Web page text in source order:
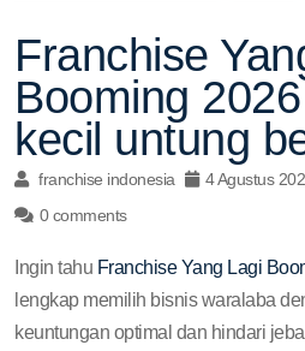
Franchise
Booming
kecil untung
franchise indonesia 4 Agustus
0 comments
Ingin tahu Franchise Yang Lagi
lengkap memilih bisnis waralaba
keuntungan optimal dan hindari